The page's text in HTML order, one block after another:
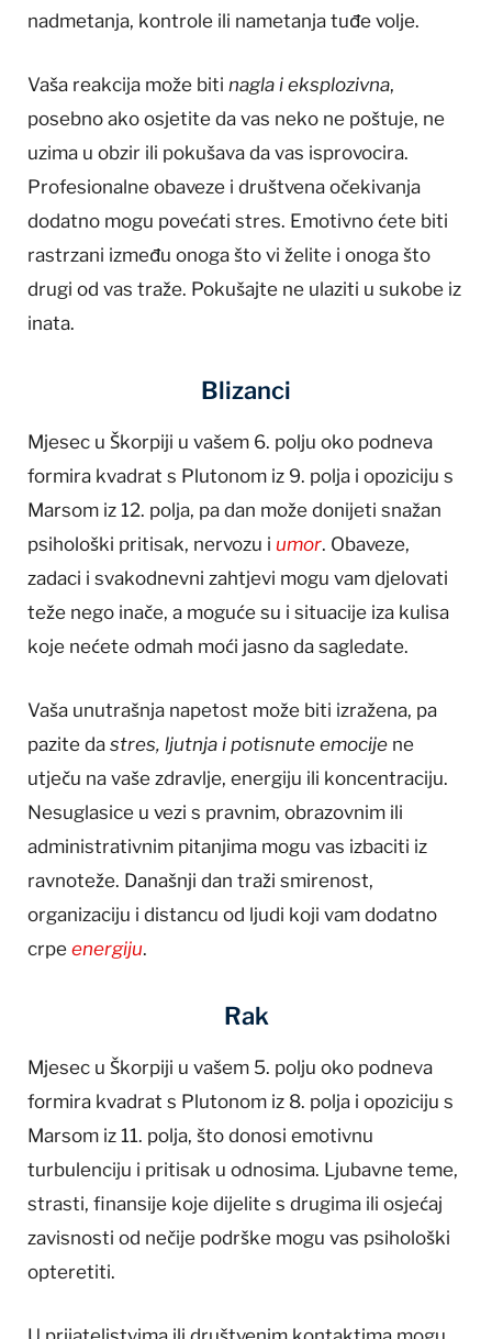
nadmetanja, kontrole ili nametanja tuđe volje.
Vaša reakcija može biti nagla i eksplozivna,
posebno ako osjetite da vas neko ne poštuje, ne
uzima u obzir ili pokušava da vas isprovocira.
Profesionalne obaveze i društvena očekivanja
dodatno mogu povećati stres. Emotivno ćete biti
rastrzani između onoga što vi želite i onoga što
drugi od vas traže. Pokušajte ne ulaziti u sukobe iz
inata.
Blizanci
Mjesec u Škorpiji u vašem 6. polju oko podneva
formira kvadrat s Plutonom iz 9. polja i opoziciju s
Marsom iz 12. polja, pa dan može donijeti snažan
psihološki pritisak, nervozu i umor. Obaveze,
zadaci i svakodnevni zahtjevi mogu vam djelovati
teže nego inače, a moguće su i situacije iza kulisa
koje nećete odmah moći jasno da sagledate.
Vaša unutrašnja napetost može biti izražena, pa
pazite da stres, ljutnja i potisnute emocije ne
utječu na vaše zdravlje, energiju ili koncentraciju.
Nesuglasice u vezi s pravnim, obrazovnim ili
administrativnim pitanjima mogu vas izbaciti iz
ravnoteže. Današnji dan traži smirenost,
organizaciju i distancu od ljudi koji vam dodatno
crpe energiju.
Rak
Mjesec u Škorpiji u vašem 5. polju oko podneva
formira kvadrat s Plutonom iz 8. polja i opoziciju s
Marsom iz 11. polja, što donosi emotivnu
turbulenciju i pritisak u odnosima. Ljubavne teme,
strasti, finansije koje dijelite s drugima ili osjećaj
zavisnosti od nečije podrške mogu vas psihološki
opteretiti.